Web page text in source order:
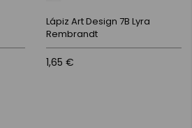
Lápiz Art Design 7B Lyra
Rembrandt
1,65 €